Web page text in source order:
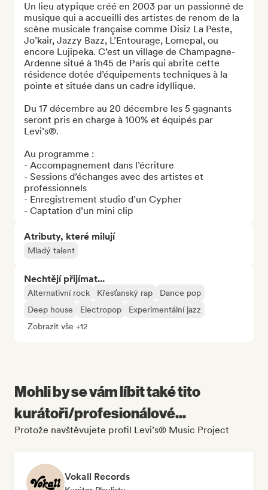
Un lieu atypique créé en 2003 par un passionné de
musique qui a accueilli des artistes de renom de la
scène musicale française comme Disiz La Peste,
Jo’kair, Jazzy Bazz, L’Entourage, Lomepal, ou
encore Lujipeka. C’est un village de Champagne-
Ardenne situé à 1h45 de Paris qui abrite cette
résidence dotée d’équipements techniques à la
pointe et située dans un cadre idyllique.
Du 17 décembre au 20 décembre les 5 gagnants
seront pris en charge à 100% et équipés par
Levi’s®.
Au programme :
- Accompagnement dans l’écriture
- Sessions d’échanges avec des artistes et
professionnels
- Enregistrement studio d’un Cypher
- Captation d’un mini clip
Atributy, které milují
Mladý talent
Nechtějí přijímat...
Alternativní rock Křesťanský rap
Dance pop
Deep house
Electropop
Experimentální jazz
Zobrazit vše +12
Mohli by se vám líbit také tito
kurátoři/profesionálové...
Protože navštěvujete profil Levi’s® Music Project
Vokall Records